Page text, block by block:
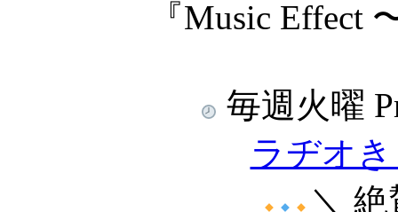
『Music Effect
毎週火曜
ラヂオ
＼